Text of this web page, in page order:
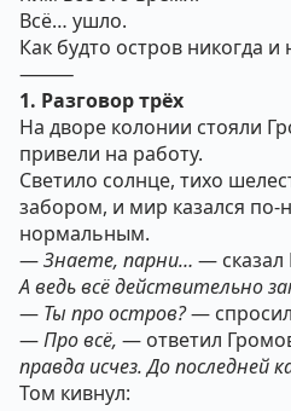
Всё… ушло.
Как будто остров никогда и
⸻
1. Разговор трёх
На дворе колонии стояли
привели на работу.
Светило солнце, тихо
забором, и мир казался
нормальным.
—Знаете, парни… — сказал
А ведь всё действительно
— Ты про остров?—
—Про всё, — ответил
правда исчез. До последней
Том кивнул: